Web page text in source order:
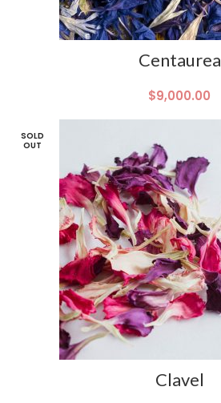
Centaurea
$9,000.00
SOLD
OUT
Clavel